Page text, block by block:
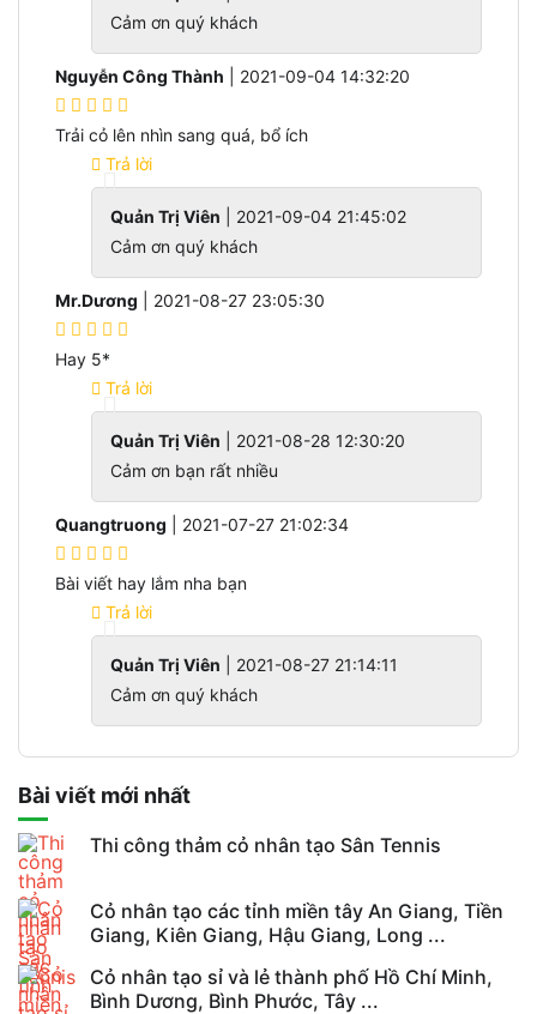
Cảm ơn quý khách
Nguyễn Công Thành | 2021-09-04 14:32:20
Trải cỏ lên nhìn sang quá, bổ ích
Trả lời
Quản Trị Viên | 2021-09-04 21:45:02
Cảm ơn quý khách
Mr.Dương | 2021-08-27 23:05:30
Hay 5*
Trả lời
Quản Trị Viên | 2021-08-28 12:30:20
Cảm ơn bạn rất nhiều
Quangtruong | 2021-07-27 21:02:34
Bài viết hay lắm nha bạn
Trả lời
Quản Trị Viên | 2021-08-27 21:14:11
Cảm ơn quý khách
Bài viết mới nhất
Thi công thảm cỏ nhân tạo Sân Tennis
Cỏ nhân tạo các tỉnh miền tây An Giang, Tiền
Giang, Kiên Giang, Hậu Giang, Long ...
Cỏ nhân tạo sỉ và lẻ thành phố Hồ Chí Minh,
Bình Dương, Bình Phước, Tây ...